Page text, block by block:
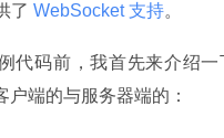
了 WebSocket 支持。
代码前，我首先来介绍一
户端的与服务器端的：